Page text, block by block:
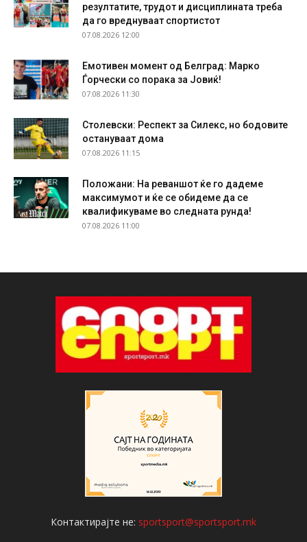
резултатите, трудот и дисциплината треба
да го вреднуваат спортистот
07.08.2026 12:00
Емотивен момент од Белград: Марко
Ѓорчески со порака за Јовиќ!
07.08.2026 11:30
Столевски: Респект за Силекс, но бодовите
остануваат дома
07.08.2026 11:15
Положани: На реваншот ќе го дадеме
максимумот и ќе се обидеме да се
квалификуваме во следната рунда!
07.08.2026 11:00
Контактирајте не: sportsport@sportsport.mk